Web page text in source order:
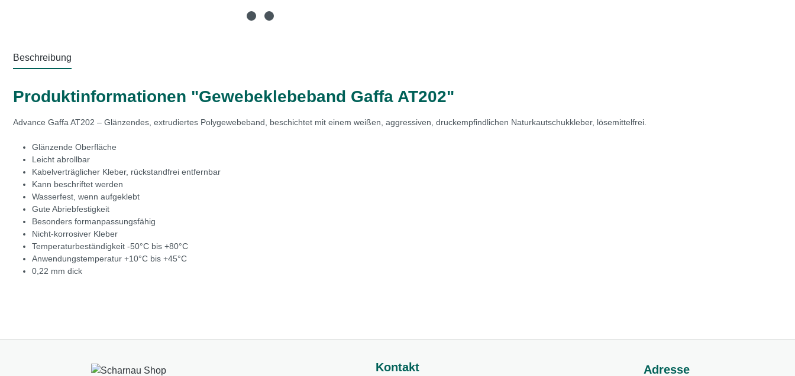
Beschreibung
Produktinformationen "Gewebeklebeband Gaffa AT202"
Advance Gaffa AT202 – Glänzendes, extrudiertes Polygewebeband, beschichtet mit einem weißen, aggressiven, druckempfindlichen Naturkautschukkleber, lösemittelfrei.
Glänzende Oberfläche
Leicht abrollbar
Kabelverträglicher Kleber, rückstandfrei entfernbar
Kann beschriftet werden
Wasserfest, wenn aufgeklebt
Gute Abriebfestigkeit
Besonders formanpassungsfähig
Nicht-korrosiver Kleber
Temperaturbeständigkeit -50°C bis +80°C
Anwendungstemperatur +10°C bis +45°C
0,22 mm dick
Kontakt Adresse